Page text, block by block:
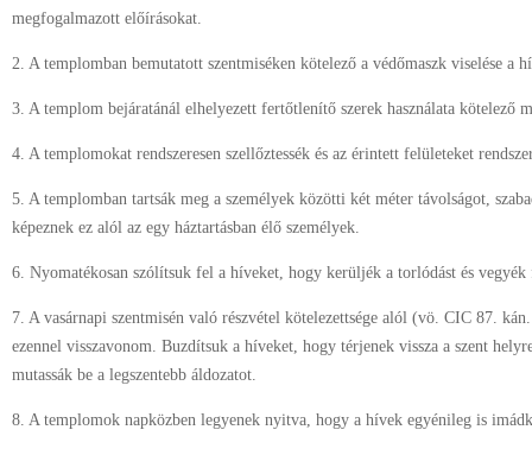
megfogalmazott előírásokat.
2. A templomban bemutatott szentmiséken kötelező a védőmaszk viselése a
3. A templom bejáratánál elhelyezett fertőtlenítő szerek használata kötelező
4. A templomokat rendszeresen szellőztessék és az érintett felületeket
5. A templomban tartsák meg a személyek közötti két méter távolságot,
képeznek ez alól az egy háztartásban élő személyek.
6. Nyomatékosan szólítsuk fel a híveket, hogy kerüljék a torlódást és
7. A vasárnapi szentmisén való részvétel kötelezettsége alól (vö. CIC 87.
ezennel visszavonom. Buzdítsuk a híveket, hogy térjenek vissza a szent
mutassák be a legszentebb áldozatot.
8. A templomok napközben legyenek nyitva, hogy a hívek egyénileg is